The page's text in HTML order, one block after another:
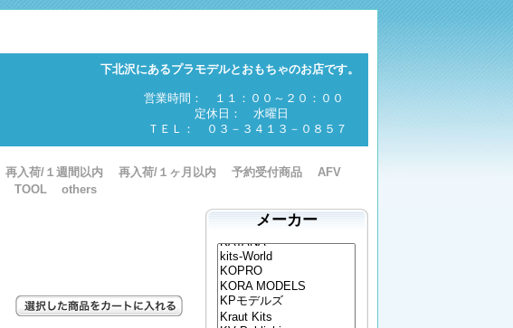
下北沢にあるプラモデルとおもちゃのお店です。
営業時間： １１：００～２０：００
定休日： 水曜日
ＴＥＬ： ０３－３４１３－０８５７
再入荷/１週間以内 再入荷/１ヶ月以内 予約受付商品
AFV
TOOL others
メーカー